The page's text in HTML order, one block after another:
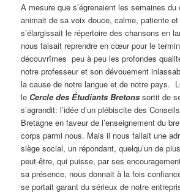
A mesure que s’égrenaient les semaines du
animait de sa voix douce, calme, patiente
s’élargis­sait le répertoire des chansons en
nous faisait reprendre en cœur pour le
découvrîmes peu à peu les profondes
notre professeur et son dévouement
la cause de notre langue et de notre pays.
le Cercle des Étudiants Bretons sortit de
s’agrandit: l’idée d’un plébiscite des
Bretagne en faveur de l’enseignement du
corps parmi nous. Mais il nous fallait une
siège social, un répondant, quelqu’un de
peut-être, qui puisse, par ses
sa présence, nous donnait à la fois
se portait garant du sérieux de notre